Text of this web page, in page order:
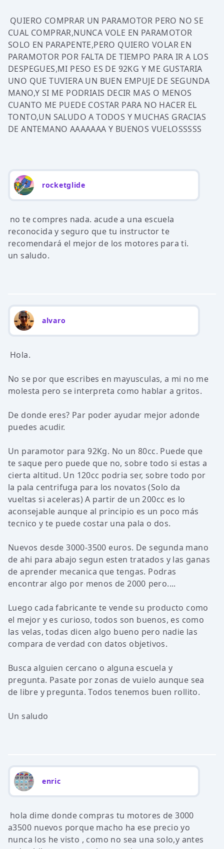
QUIERO COMPRAR UN PARAMOTOR PERO NO SE
CUAL COMPRAR,NUNCA VOLE EN PARAMOTOR
SOLO EN PARAPENTE,PERO QUIERO VOLAR EN
PARAMOTOR POR FALTA DE TIEMPO PARA IR A LOS
DESPEGUES,MI PESO ES DE 92KG Y ME GUSTARIA
UNO QUE TUVIERA UN BUEN EMPUJE DE SEGUNDA
MANO,Y SI ME PODRIAIS DECIR MAS O MENOS
CUANTO ME PUEDE COSTAR PARA NO HACER EL
TONTO,UN SALUDO A TODOS Y MUCHAS GRACIAS
DE ANTEMANO AAAAAAA Y BUENOS VUELOSSSSS
rocketglide
no te compres nada. acude a una escuela
reconocida y seguro que tu instructor te
recomendará el mejor de los motores para ti.
un saludo.
alvaro
Hola.
No se por que escribes en mayusculas, a mi no me
molesta pero se interpreta como hablar a gritos.
De donde eres? Par poder ayudar mejor adonde
puedes acudir.
Un paramotor para 92Kg. No un 80cc. Puede que
te saque pero puede que no, sobre todo si estas a
cierta altitud. Un 120cc podria ser, sobre todo por
la pala centrifuga para los novatos (Solo da
vueltas si aceleras) A partir de un 200cc es lo
aconsejable aunque al principio es un poco más
tecnico y te puede costar una pala o dos.
Nuevos desde 3000-3500 euros. De segunda mano
de ahi para abajo segun esten tratados y las ganas
de aprender mecanica que tengas. Podras
encontrar algo por menos de 2000 pero....
Luego cada fabricante te vende su producto como
el mejor y es curioso, todos son buenos, es como
las velas, todas dicen algo bueno pero nadie las
compara de verdad con datos objetivos.
Busca alguien cercano o alguna escuela y
pregunta. Pasate por zonas de vuielo aunque sea
de libre y pregunta. Todos tenemos buen rollito.
Un saludo
enric
hola dime donde compras tu motores de 3000
a3500 nuevos porque macho ha ese precio yo
nunca los he visto , como no sea una solo,y antes